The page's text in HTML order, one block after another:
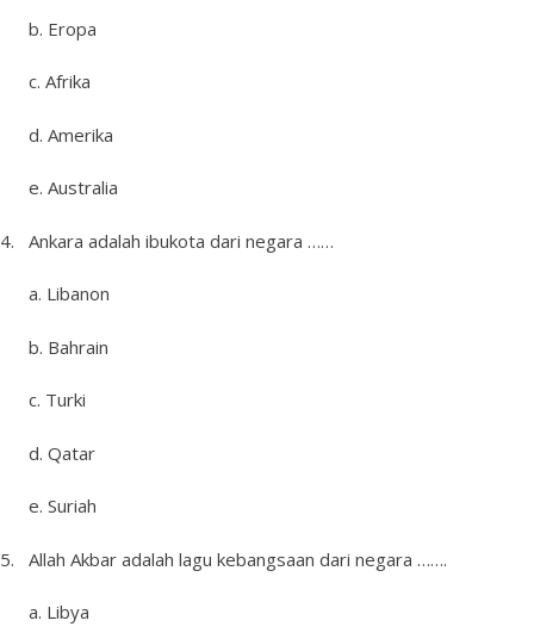
b. Eropa
c. Afrika
d. Amerika
e. Australia
4. Ankara adalah ibukota dari negara ……
a. Libanon
b. Bahrain
c. Turki
d. Qatar
e. Suriah
5. Allah Akbar adalah lagu kebangsaan dari negara …….
a. Libya